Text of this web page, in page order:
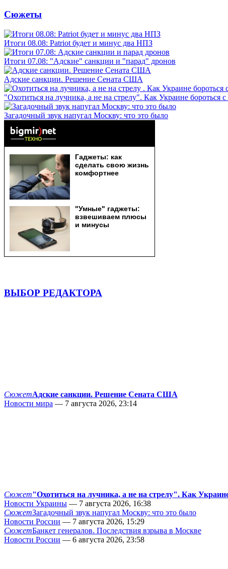
Сюжеты
Итоги 08.08: Patriot будет и минус два НПЗ
Итоги 07.08: "Адские" санкции и "парад" дронов
Адские санкции. Решение Сената США
"Охотиться на лучника, а не на стрелу". Как Украине бороться с
Загадочный звук напугал Москву: что это было
ВЫБОР РЕДАКТОРА
СюжетАдские санкции. Решение Сената США
Новости мира — 7 августа 2026, 23:14
Сюжет"Охотиться на лучника, а не на стрелу". Как
Новости Украины — 7 августа 2026, 16:38
СюжетЗагадочный звук напугал Москву: что это было
Новости России — 7 августа 2026, 15:29
СюжетБанкет генералов. Последствия взрыва в Москве
Новости России — 6 августа 2026, 23:58